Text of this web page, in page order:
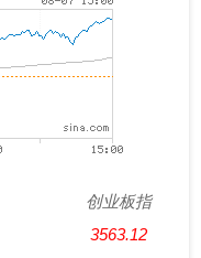
创业板指
3563.12